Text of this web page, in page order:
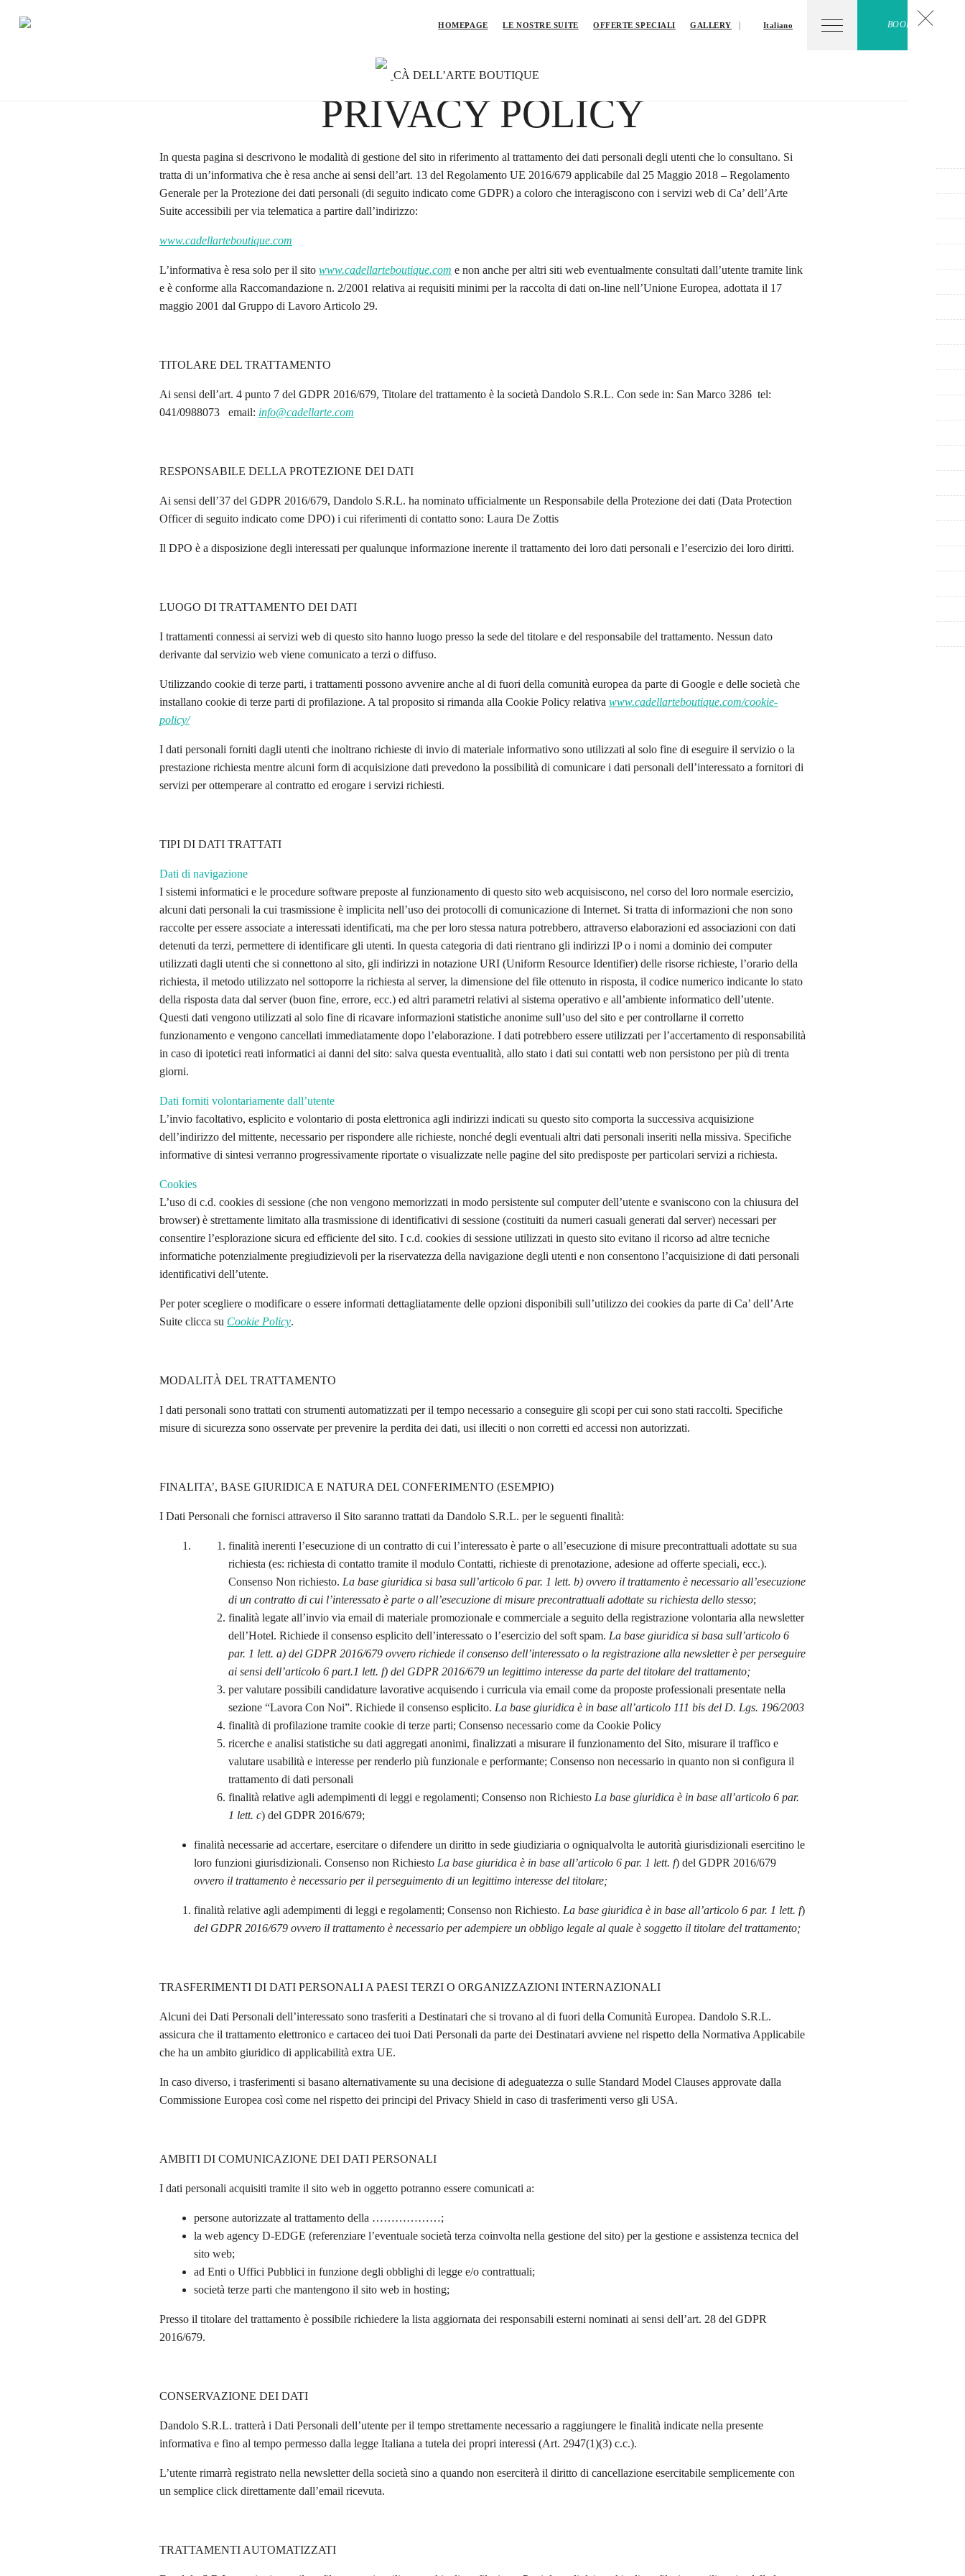
HOMEPAGE LE NOSTRE SUITE OFFERTE SPECIALI GALLERY BOOK NOW
Italiano
CÀ DELL’ARTE BOUTIQUE
PRIVACY POLICY
In questa pagina si descrivono le modalità di gestione del sito in riferimento al trattamento dei dati personali degli utenti che lo consultano. Si
tratta di un’informativa che è resa anche ai sensi dell’art. 13 del Regolamento UE 2016/679 applicabile dal 25 Maggio 2018 – Regolamento
Generale per la Protezione dei dati personali (di seguito indicato come GDPR) a coloro che interagiscono con i servizi web di Ca’ dell’Arte
Suite accessibili per via telematica a partire dall’indirizzo:
www.cadellarteboutique.com
L’informativa è resa solo per il sito www.cadellarteboutique.com e non anche per altri siti web eventualmente consultati dall’utente tramite link
e è conforme alla Raccomandazione n. 2/2001 relativa ai requisiti minimi per la raccolta di dati on-line nell’Unione Europea, adottata il 17
maggio 2001 dal Gruppo di Lavoro Articolo 29.
TITOLARE DEL TRATTAMENTO
Ai sensi dell’art. 4 punto 7 del GDPR 2016/679, Titolare del trattamento è la società Dandolo S.R.L. Con sede in: San Marco 3286 tel:
041/0988073 email: info@cadellarte.com
RESPONSABILE DELLA PROTEZIONE DEI DATI
Ai sensi dell’37 del GDPR 2016/679, Dandolo S.R.L. ha nominato ufficialmente un Responsabile della Protezione dei dati (Data Protection
Officer di seguito indicato come DPO) i cui riferimenti di contatto sono: Laura De Zottis
Il DPO è a disposizione degli interessati per qualunque informazione inerente il trattamento dei loro dati personali e l’esercizio dei loro diritti.
LUOGO DI TRATTAMENTO DEI DATI
I trattamenti connessi ai servizi web di questo sito hanno luogo presso la sede del titolare e del responsabile del trattamento. Nessun dato
derivante dal servizio web viene comunicato a terzi o diffuso.
Utilizzando cookie di terze parti, i trattamenti possono avvenire anche al di fuori della comunità europea da parte di Google e delle società che
installano cookie di terze parti di profilazione. A tal proposito si rimanda alla Cookie Policy relativa www.cadellarteboutique.com/cookie-
policy/
I dati personali forniti dagli utenti che inoltrano richieste di invio di materiale informativo sono utilizzati al solo fine di eseguire il servizio o la
prestazione richiesta mentre alcuni form di acquisizione dati prevedono la possibilità di comunicare i dati personali dell’interessato a fornitori di
servizi per ottemperare al contratto ed erogare i servizi richiesti.
TIPI DI DATI TRATTATI
Dati di navigazione
I sistemi informatici e le procedure software preposte al funzionamento di questo sito web acquisiscono, nel corso del loro normale esercizio,
alcuni dati personali la cui trasmissione è implicita nell’uso dei protocolli di comunicazione di Internet. Si tratta di informazioni che non sono
raccolte per essere associate a interessati identificati, ma che per loro stessa natura potrebbero, attraverso elaborazioni ed associazioni con dati
detenuti da terzi, permettere di identificare gli utenti. In questa categoria di dati rientrano gli indirizzi IP o i nomi a dominio dei computer
utilizzati dagli utenti che si connettono al sito, gli indirizzi in notazione URI (Uniform Resource Identifier) delle risorse richieste, l’orario della
richiesta, il metodo utilizzato nel sottoporre la richiesta al server, la dimensione del file ottenuto in risposta, il codice numerico indicante lo stato
della risposta data dal server (buon fine, errore, ecc.) ed altri parametri relativi al sistema operativo e all’ambiente informatico dell’utente.
Questi dati vengono utilizzati al solo fine di ricavare informazioni statistiche anonime sull’uso del sito e per controllarne il corretto
funzionamento e vengono cancellati immediatamente dopo l’elaborazione. I dati potrebbero essere utilizzati per l’accertamento di responsabilità
in caso di ipotetici reati informatici ai danni del sito: salva questa eventualità, allo stato i dati sui contatti web non persistono per più di trenta
giorni.
Dati forniti volontariamente dall’utente
L’invio facoltativo, esplicito e volontario di posta elettronica agli indirizzi indicati su questo sito comporta la successiva acquisizione
dell’indirizzo del mittente, necessario per rispondere alle richieste, nonché degli eventuali altri dati personali inseriti nella missiva. Specifiche
informative di sintesi verranno progressivamente riportate o visualizzate nelle pagine del sito predisposte per particolari servizi a richiesta.
Cookies
L’uso di c.d. cookies di sessione (che non vengono memorizzati in modo persistente sul computer dell’utente e svaniscono con la chiusura del
browser) è strettamente limitato alla trasmissione di identificativi di sessione (costituiti da numeri casuali generati dal server) necessari per
consentire l’esplorazione sicura ed efficiente del sito. I c.d. cookies di sessione utilizzati in questo sito evitano il ricorso ad altre tecniche
informatiche potenzialmente pregiudizievoli per la riservatezza della navigazione degli utenti e non consentono l’acquisizione di dati personali
identificativi dell’utente.
Per poter scegliere o modificare o essere informati dettagliatamente delle opzioni disponibili sull’utilizzo dei cookies da parte di Ca’ dell’Arte
Suite clicca su Cookie Policy.
MODALITÀ DEL TRATTAMENTO
I dati personali sono trattati con strumenti automatizzati per il tempo necessario a conseguire gli scopi per cui sono stati raccolti. Specifiche
misure di sicurezza sono osservate per prevenire la perdita dei dati, usi illeciti o non corretti ed accessi non autorizzati.
FINALITA’, BASE GIURIDICA E NATURA DEL CONFERIMENTO (ESEMPIO)
I Dati Personali che fornisci attraverso il Sito saranno trattati da Dandolo S.R.L. per le seguenti finalità:
finalità inerenti l’esecuzione di un contratto di cui l’interessato è parte o all’esecuzione di misure precontrattuali adottate su sua
richiesta (es: richiesta di contatto tramite il modulo Contatti, richieste di prenotazione, adesione ad offerte speciali, ecc.).
Consenso Non richiesto. La base giuridica si basa sull’articolo 6 par. 1 lett. b) ovvero il trattamento è necessario all’esecuzione
di un contratto di cui l’interessato è parte o all’esecuzione di misure precontrattuali adottate su richiesta dello stesso;
finalità legate all’invio via email di materiale promozionale e commerciale a seguito della registrazione volontaria alla newsletter
dell’Hotel. Richiede il consenso esplicito dell’interessato o l’esercizio del soft spam. La base giuridica si basa sull’articolo 6
par. 1 lett. a) del GDPR 2016/679 ovvero richiede il consenso dell’interessato o la registrazione alla newsletter è per perseguire
ai sensi dell’articolo 6 part.1 lett. f) del GDPR 2016/679 un legittimo interesse da parte del titolare del trattamento;
per valutare possibili candidature lavorative acquisendo i curricula via email come da proposte professionali presentate nella
sezione “Lavora Con Noi”. Richiede il consenso esplicito. La base giuridica è in base all’articolo 111 bis del D. Lgs. 196/2003
finalità di profilazione tramite cookie di terze parti; Consenso necessario come da Cookie Policy
ricerche e analisi statistiche su dati aggregati anonimi, finalizzati a misurare il funzionamento del Sito, misurare il traffico e
valutare usabilità e interesse per renderlo più funzionale e performante; Consenso non necessario in quanto non si configura il
trattamento di dati personali
finalità relative agli adempimenti di leggi e regolamenti; Consenso non Richiesto La base giuridica è in base all’articolo 6 par.
1 lett. c) del GDPR 2016/679;
finalità necessarie ad accertare, esercitare o difendere un diritto in sede giudiziaria o ogniqualvolta le autorità giurisdizionali esercitino le
loro funzioni giurisdizionali. Consenso non Richiesto La base giuridica è in base all’articolo 6 par. 1 lett. f) del GDPR 2016/679
ovvero il trattamento è necessario per il perseguimento di un legittimo interesse del titolare;
finalità relative agli adempimenti di leggi e regolamenti; Consenso non Richiesto. La base giuridica è in base all’articolo 6 par. 1 lett. f)
del GDPR 2016/679 ovvero il trattamento è necessario per adempiere un obbligo legale al quale è soggetto il titolare del trattamento;
TRASFERIMENTI DI DATI PERSONALI A PAESI TERZI O ORGANIZZAZIONI INTERNAZIONALI
Alcuni dei Dati Personali dell’interessato sono trasferiti a Destinatari che si trovano al di fuori della Comunità Europea. Dandolo S.R.L.
assicura che il trattamento elettronico e cartaceo dei tuoi Dati Personali da parte dei Destinatari avviene nel rispetto della Normativa Applicabile
che ha un ambito giuridico di applicabilità extra UE.
In caso diverso, i trasferimenti si basano alternativamente su una decisione di adeguatezza o sulle Standard Model Clauses approvate dalla
Commissione Europea così come nel rispetto dei principi del Privacy Shield in caso di trasferimenti verso gli USA.
AMBITI DI COMUNICAZIONE DEI DATI PERSONALI
I dati personali acquisiti tramite il sito web in oggetto potranno essere comunicati a:
persone autorizzate al trattamento della ………………;
la web agency D-EDGE (referenziare l’eventuale società terza coinvolta nella gestione del sito) per la gestione e assistenza tecnica del
sito web;
ad Enti o Uffici Pubblici in funzione degli obblighi di legge e/o contrattuali;
società terze parti che mantengono il sito web in hosting;
Presso il titolare del trattamento è possibile richiedere la lista aggiornata dei responsabili esterni nominati ai sensi dell’art. 28 del GDPR
2016/679.
CONSERVAZIONE DEI DATI
Dandolo S.R.L. tratterà i Dati Personali dell’utente per il tempo strettamente necessario a raggiungere le finalità indicate nella presente
informativa e fino al tempo permesso dalla legge Italiana a tutela dei propri interessi (Art. 2947(1)(3) c.c.).
L’utente rimarrà registrato nella newsletter della società sino a quando non eserciterà il diritto di cancellazione esercitabile semplicemente con
un semplice click direttamente dall’email ricevuta.
TRATTAMENTI AUTOMATIZZATI